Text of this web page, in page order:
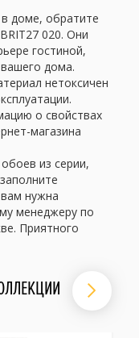
доме, обратите
020. Они
гостиной,
дома.
нетоксичен
о свойствах
магазина
из серии,
нужна
менеджеру по
Приятного